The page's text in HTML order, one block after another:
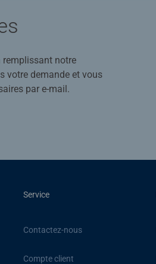
remplissant notre
votre demande et vous
par e-mail.
Service
Contactez-nous
Compte client